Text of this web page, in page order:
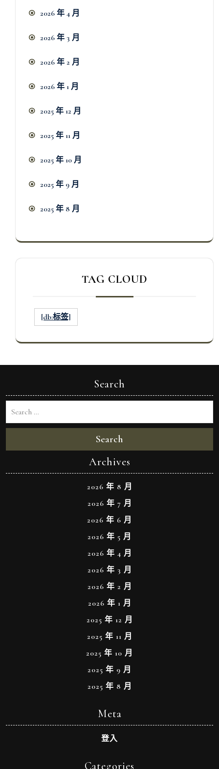
2026 年 4 月
2026 年 3 月
2026 年 2 月
2026 年 1 月
2025 年 12 月
2025 年 11 月
2025 年 10 月
2025 年 9 月
2025 年 8 月
TAG CLOUD
[db:标签]
Search
Search
Archives
2026 年 8 月
2026 年 7 月
2026 年 6 月
2026 年 5 月
2026 年 4 月
2026 年 3 月
2026 年 2 月
2026 年 1 月
2025 年 12 月
2025 年 11 月
2025 年 10 月
2025 年 9 月
2025 年 8 月
Meta
登入
Categories